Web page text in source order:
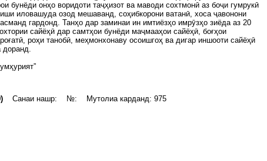
бунёди онҳо воридоти таҷҳизот ва маводи сохтмонӣ аз боҷи гумрукӣ
иловашуда озод мешаванд, соҳибкорони ватанӣ, хоса ҷавонони
гардонд. Танҳо дар заминаи ин имтиёзҳо имрӯзҳо зиёда аз 20
сайёҳӣ дар самтҳои бунёди маҷмааҳои сайёҳӣ, боғҳои
роҳи танобӣ, меҳмонхонаву осоишгоҳ ва дигар иншооти сайёҳӣ
доранд.
Санаи нашр: №: Мутолиа карданд: 975